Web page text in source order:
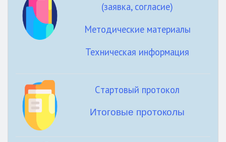
(заявка, согласие)
Методические материалы
Техническая информация
Cтартовый протокол
Итоговые протоколы